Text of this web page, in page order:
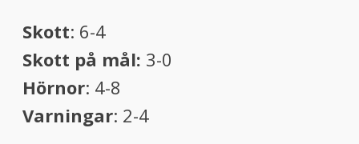
Skott: 6-4
Skott på mål: 3-0
Hörnor: 4-8
Varningar: 2-4